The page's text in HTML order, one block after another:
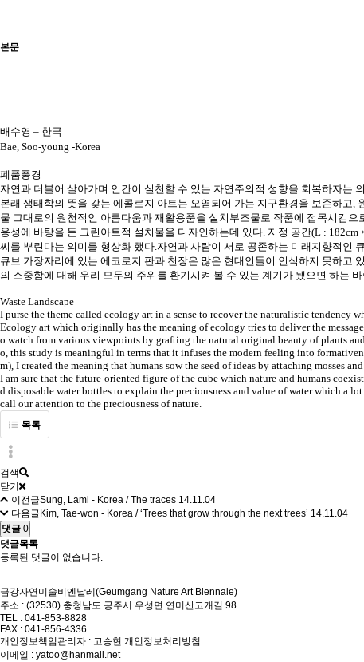
본문
배수영 – 한국
Bae, Soo-young -Korea
폐품풍경
자연과 더불어 살아가며 인간이 실천할 수 있는 자연주의적 성향을 회복하자는
본래 생태학의 뜻을 갖는 에콜로지 아트는 오염되어 가는 지구환경을 보존하고,
물 그대로의 원천적인 아름다움과 재활용품을 설치부조물로 작품에 접목시킴으
용성에 바탕을 둔 그린아트적 설치물을 디자인하는데 있다. 지정 공간(L : 182cm
씨를 뿌린다는 의미를 형상화 했다.자연과 사람이 서로 공존하는 미래지향적인
큐브 가장자리에 있는 에코로지 판과 천장은 많은 현대인들이 인식하지 못하고
의 소중함에 대해 우리 모두의 주위를 환기시켜 볼 수 있는 계기가 됐으면 하는
Waste Landscape
I purse the theme called ecology art in a sense to recover the naturalistic tendency
Ecology art which originally has the meaning of ecology tries to deliver the
o watch from various viewpoints by grafting the natural original beauty of plants
o, this study is meaningful in terms that it infuses the modern feeling into
m), I created the meaning that humans sow the seed of ideas by attaching mosses
I am sure that the future-oriented figure of the cube which nature and humans
d disposable water bottles to explain the preciousness and value of water which a
call our attention to the preciousness of nature.
목록
검색
닫기
이전글Sung, Lami - Korea / The traces 14.11.04
다음글 Kim, Tae-won - Korea / ‘Trees that grow through the next trees’ 14.11.04
댓글 0
댓글목록
등록된 댓글이 없습니다.
금강자연미술비엔날레(Geumgang Nature Art Biennale)
주소 : (32530) 충청남도 공주시 우성면 연미산고개길 98
TEL : 041-853-8828
FAX : 041-856-4336
개인정보책임관리자 : 고승현 개인정보처리방침
이메일 : yatoo@hanmail.net